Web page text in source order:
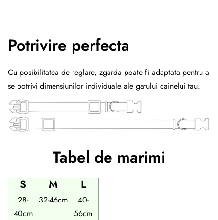
Potrivire perfecta
Cu posibilitatea de reglare, zgarda poate fi adaptata pentru a
se potrivi dimensiunilor individuale ale gatului cainelui tau.
Tabel de marimi
S M L
28-
40cm
32-46cm
40-
56cm